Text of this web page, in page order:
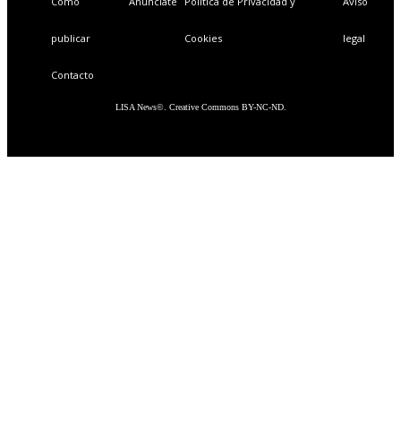
publicar Cookies legal
Contacto
LISA News©. Creative Commons BY-NC-ND.